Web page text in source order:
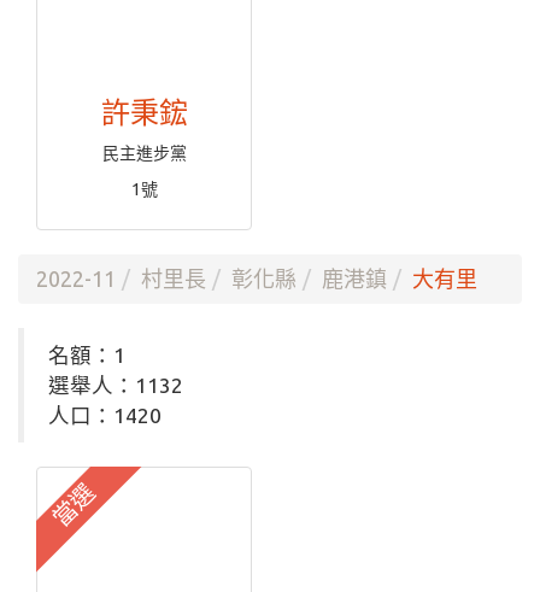
許秉鋐
民主進步黨
1號
2022-11 村里長 彰化縣 鹿港鎮 大有里
名額：1
選舉人：1132
人口：1420
當選